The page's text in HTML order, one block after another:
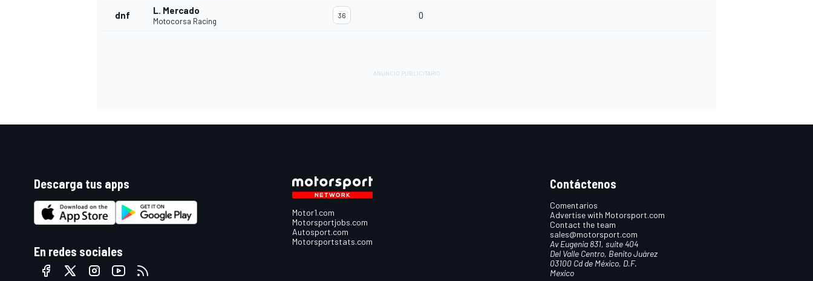
dnf L. Mercado
Motocorsa Racing
36 0
Descarga tus apps
En redes sociales
Motor1.com
Motorsportjobs.com
Autosport.com
Motorsportstats.com
Contáctenos
Comentarios
Advertise with Motorsport.com
Contact the team
sales@motorsport.com
Av Eugenia 831, suite 404
Del Valle Centro, Benito Juárez
03100 Cd de México, D.F.
Mexico